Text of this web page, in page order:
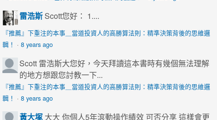
雷浩斯 Scott您好： 1....
『推薦』下重注的本事＿當道投資人的高勝算法則：精準決策背後的思維邏
輯！ · 8 years ago
Scott 雷浩斯大您好，今天拜讀這本書時有幾個無法理解
的地方想跟您討教一下...
『推薦』下重注的本事＿當道投資人的高勝算法則：精準決策背後的思維邏
輯！ · 8 years ago
黃大塚 大大 你個人5年滾動操作績效 可否分享 這樣會更